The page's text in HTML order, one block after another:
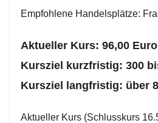
Empfohlene Handelsplätze:
Aktueller Kurs: 96,00
Kursziel kurzfristig: 300
Kursziel langfristig: über
Aktueller Kurs (Schlusskurs